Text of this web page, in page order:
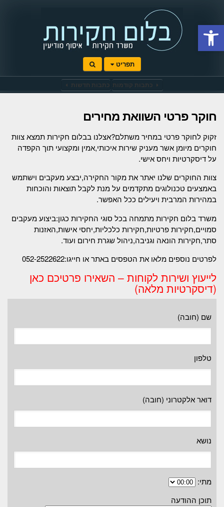
Open toolbar
תפריט
כתבות קודמות כתבות חדשות
חוקר פרטי השוואת מחירים
זקוק לחוקר פרטי במחיר משתלם?אצלנו בבלום חקירות תמצא צוות
חוקרים מיומן אשר מעניק שירות איכותי,אמין ומקצועי תוך הקפדה
על דיסקרטיות ויחס אישי.
צוות החוקרים שלנו יאתר את מקור החקירה,יבצע מעקבים וישתמש
באמצעים טכנולוגים מתקדמים על מנת לקבל תוצאות והוכחות
במהירות המרבית ויעילים ככל האפשר.
משרד בלום חקירות מתמחה בכל סוגי החקירות כגון:ביצוע מעקבים
סמויים,חקירות פרטיות,חקירות כלכליות,יחסי אישות,האזנות
סתר,חקירות הונאה וגניבה,ניהול שגרת חירום ועוד.
לפרטים נוספים מלאו את הטפסים באתר או חייגו:052-2522622
לייעוץ ושירות לקוחות – השאירו פרטיכם כאן
(דיסקרטיות מלאה)
שם (חובה)
טלפון
דואר אלקטרוני (חובה)
נושא
מתי:
תוכן ההודעה